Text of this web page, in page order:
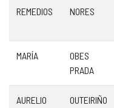
REMEDIOS NORES
MARÍA
OBES
PRADA
AURELIO
OUTEIRIÑO